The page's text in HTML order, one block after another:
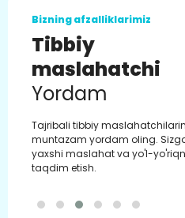
Bizning afzalliklarimiz
Tibbiy
maslahatchi
Yordam
Tajribali tibbiy
muntazam yordam oling.
yaxshi maslahat va yo'l-
taqdim etish.